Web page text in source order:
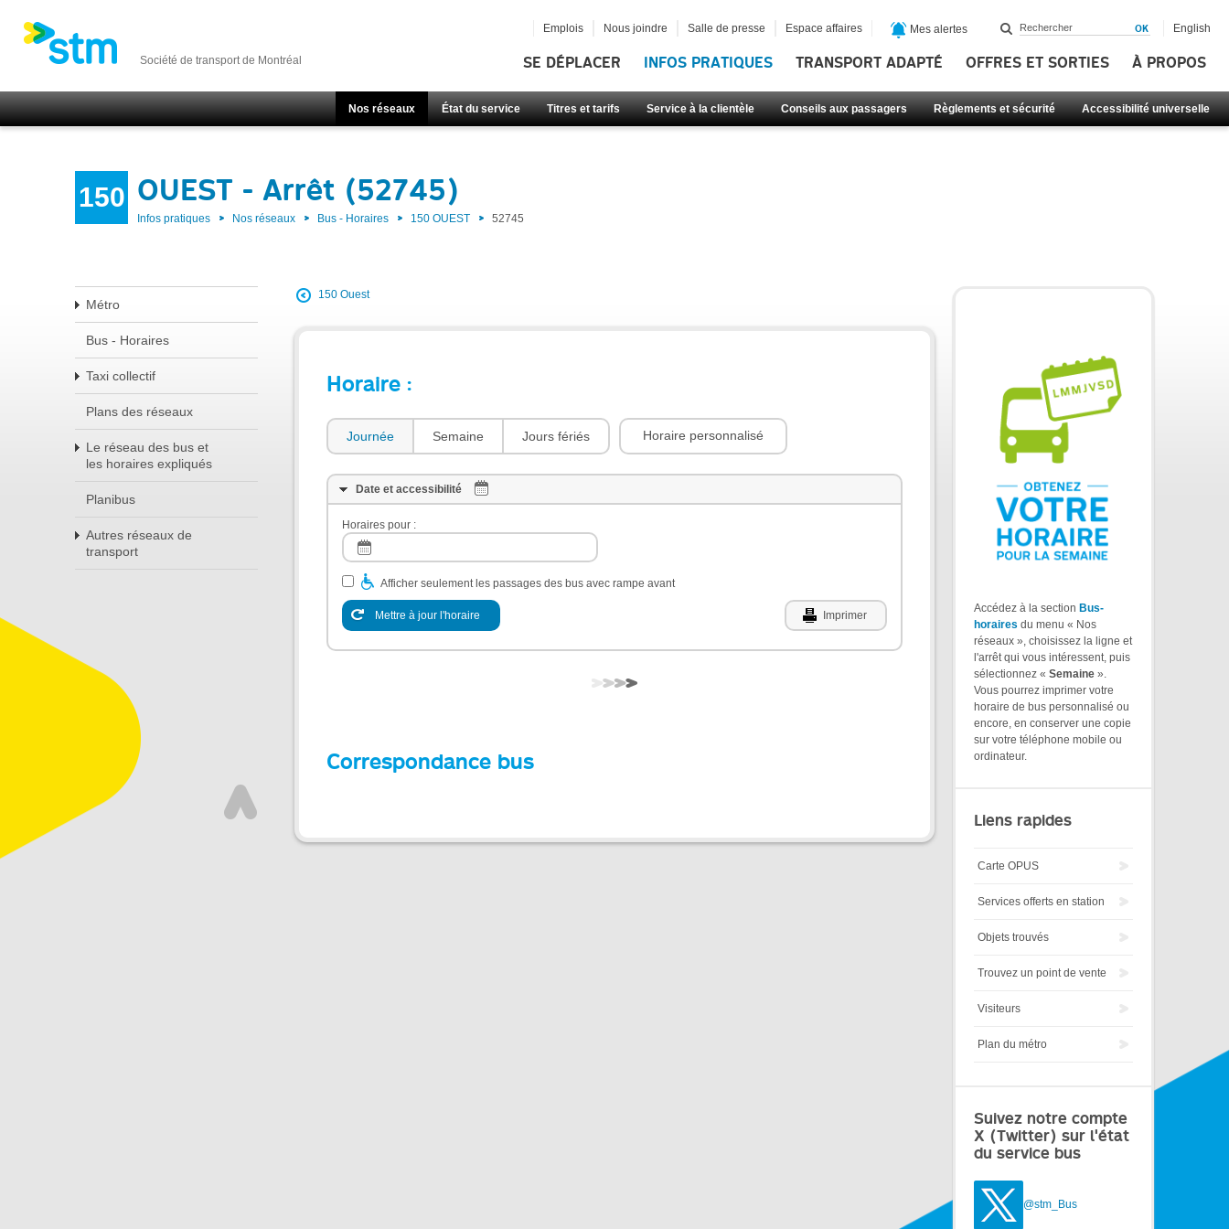
Société de transport de Montréal SE DÉPLACER INFOS PRATIQUES TRANSPORT ADAPTÉ OFFRES ET SORTIES À PROPOS
Nos réseaux État du service Titres et tarifs Service à la clientèle Conseils aux passagers Règlements et sécurité Accessibilité universelle
Emplois Nous joindre Salle de presse Espace affaires Mes alertes English
150 OUEST - Arrêt (52745)
Infos pratiques Nos réseaux Bus - Horaires 150 OUEST 52745
Métro
Bus - Horaires
Taxi collectif
Plans des réseaux
Le réseau des bus et
les horaires expliqués
Planibus
Autres réseaux de
transport
150 Ouest
Horaire :
Journée Semaine Jours fériés Horaire personnalisé
Date et accessibilité
Horaires pour :
Afficher seulement les passages des bus avec rampe avant
Mettre à jour l'horaire Imprimer
Correspondance bus
Accédez à la section Bus-
horaires du menu « Nos
réseaux », choisissez la ligne et
l'arrêt qui vous intéressent, puis
sélectionnez « Semaine ».
Vous pourrez imprimer votre
horaire de bus personnalisé ou
encore, en conserver une copie
sur votre téléphone mobile ou
ordinateur.
Liens rapides
Carte OPUS
Services offerts en station
Objets trouvés
Trouvez un point de vente
Visiteurs
Plan du métro
Suivez notre compte
X (Twitter) sur l'état
du service bus
@stm_Bus